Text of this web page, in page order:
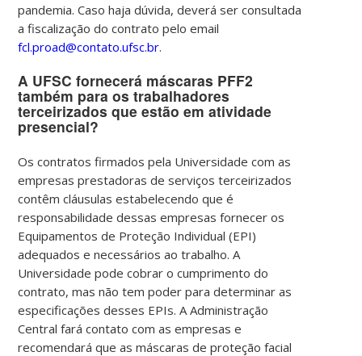
pandemia. Caso haja dúvida, deverá ser consultada
a fiscalização do contrato pelo email
fcl.proad@contato.ufsc.br.
A UFSC fornecerá máscaras PFF2
também para os trabalhadores
terceirizados que estão em atividade
presencial?
Os contratos firmados pela Universidade com as
empresas prestadoras de serviços terceirizados
contêm cláusulas estabelecendo que é
responsabilidade dessas empresas fornecer os
Equipamentos de Proteção Individual (EPI)
adequados e necessários ao trabalho.A
Universidade pode cobrar o cumprimento do
contrato, mas não tem poder para determinar as
especificações desses EPIs. A Administração
Central fará contato com as empresas e
recomendará que as máscaras de proteção facial